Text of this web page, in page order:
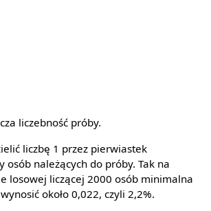
liczebność próby.
liczbę 1 przez pierwiastek
osób należących do próby. Tak na
losowej liczącej 2000 osób minimalna
około 0,022, czyli 2,2%.